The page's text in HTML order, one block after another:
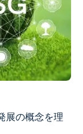
展の概念を理